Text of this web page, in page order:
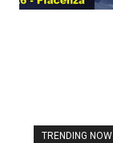
TRENDING NOW